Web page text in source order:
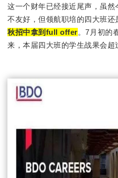
这一个财年已经接近尾声，虽
不友好，但领航职培的四大班还
秋招中拿到full offer。7月初的
来，本届四大班的学生战果会超